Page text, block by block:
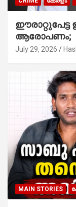
ഈരാറ്റുപേട്ട
ആരോപണം;
July 29, 2026
MAIN STORIES